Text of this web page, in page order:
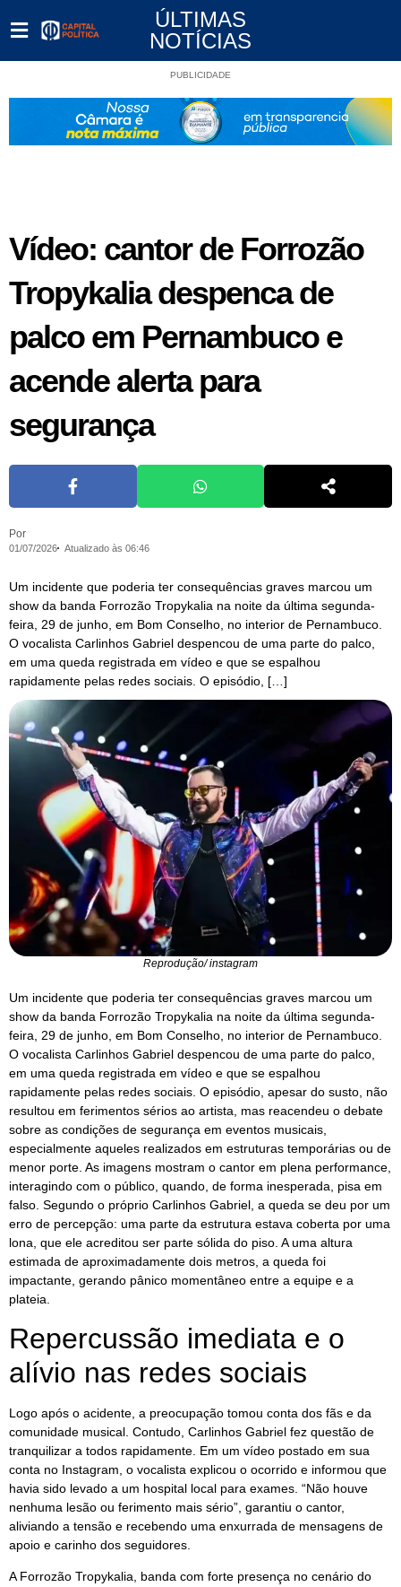
ÚLTIMAS
NOTÍCIAS
PUBLICIDADE
Vídeo: cantor de Forrozão
Tropykalia despenca de
palco em Pernambuco e
acende alerta para
segurança
Por
01/07/2026 Atualizado às 06:46
Um incidente que poderia ter consequências graves marcou um
show da banda Forrozão Tropykalia na noite da última segunda-
feira, 29 de junho, em Bom Conselho, no interior de Pernambuco.
O vocalista Carlinhos Gabriel despencou de uma parte do palco,
em uma queda registrada em vídeo e que se espalhou
rapidamente pelas redes sociais. O episódio, […]
Reprodução/ instagram
Um incidente que poderia ter consequências graves marcou um
show da banda Forrozão Tropykalia na noite da última segunda-
feira, 29 de junho, em Bom Conselho, no interior de Pernambuco.
O vocalista Carlinhos Gabriel despencou de uma parte do palco,
em uma queda registrada em vídeo e que se espalhou
rapidamente pelas redes sociais. O episódio, apesar do susto, não
resultou em ferimentos sérios ao artista, mas reacendeu o debate
sobre as condições de segurança em eventos musicais,
especialmente aqueles realizados em estruturas temporárias ou de
menor porte. As imagens mostram o cantor em plena performance,
interagindo com o público, quando, de forma inesperada, pisa em
falso. Segundo o próprio Carlinhos Gabriel, a queda se deu por um
erro de percepção: uma parte da estrutura estava coberta por uma
lona, que ele acreditou ser parte sólida do piso. A uma altura
estimada de aproximadamente dois metros, a queda foi
impactante, gerando pânico momentâneo entre a equipe e a
plateia.
Repercussão imediata e o
alívio nas redes sociais
Logo após o acidente, a preocupação tomou conta dos fãs e da
comunidade musical. Contudo, Carlinhos Gabriel fez questão de
tranquilizar a todos rapidamente. Em um vídeo postado em sua
conta no Instagram, o vocalista explicou o ocorrido e informou que
havia sido levado a um hospital local para exames. “Não houve
nenhuma lesão ou ferimento mais sério”, garantiu o cantor,
aliviando a tensão e recebendo uma enxurrada de mensagens de
apoio e carinho dos seguidores.
A Forrozão Tropykalia, banda com forte presença no cenário do